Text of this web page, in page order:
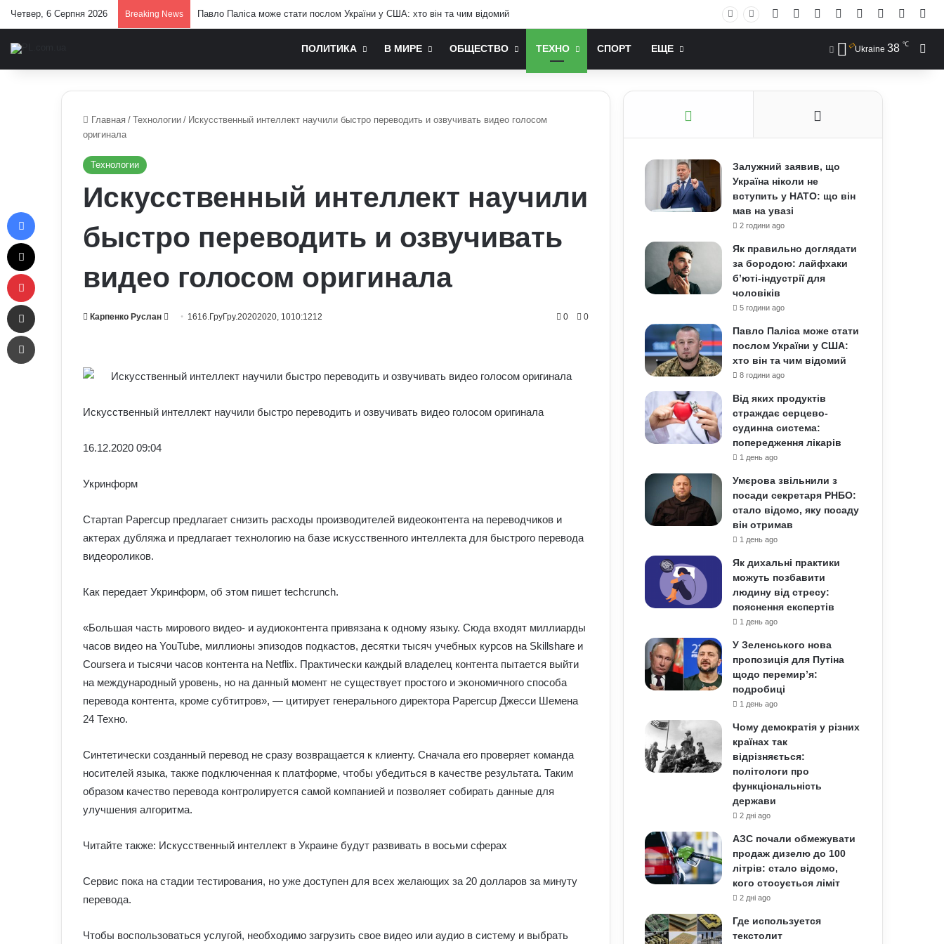
Четвер, 6 Серпня 2026 Breaking News Павло Паліса може стати послом України у США: хто він та чим відомий Facebook YouTubeInstagram
RSS Log In
ПОЛИТИКА В МИРЕ ОБЩЕСТВО ТЕХНО СПОРТ ЕЩЕ Ukraine 38 ℃
Главная / Технологии / Искусственный интеллект научили быстро переводить и озвучивать видео голосом
оригинала
Технологии
Искусственный интеллект научили
быстро переводить и озвучивать
видео голосом оригинала
Карпенко Руслан
Send 1616.ГруГру.20202020, 1010:1212 0 0
Искусственный интеллект научили быстро переводить и озвучивать видео голосом оригинала
16.12.2020 09:04
Укринформ
Стартап Papercup предлагает снизить расходы производителей видеоконтента на переводчиков и
актерах дубляжа и предлагает технологию на базе искусственного интеллекта для быстрого перевода
видеороликов.
Как передает Укринформ, об этом пишет techcrunch.
«Большая часть мирового видео- и аудиоконтента привязана к одному языку. Сюда входят миллиарды
часов видео на YouTube, миллионы эпизодов подкастов, десятки тысяч учебных курсов на Skillshare и
Coursera и тысячи часов контента на Netflix. Практически каждый владелец контента пытается выйти
на международный уровень, но на данный момент не существует простого и экономичного способа
перевода контента, кроме субтитров», — цитирует генерального директора Papercup Джесси Шемена
24 Техно.
Синтетически созданный перевод не сразу возвращается к клиенту. Сначала его проверяет команда
носителей языка, также подключенная к платформе, чтобы убедиться в качестве результата. Таким
образом качество перевода контролируется самой компанией и позволяет собирать данные для
улучшения алгоритма.
Читайте также: Искусственный интеллект в Украине будут развивать в восьми сферах
Сервис пока на стадии тестирования, но уже доступен для всех желающих за 20 долларов за минуту
перевода.
Чтобы воспользоваться услугой, необходимо загрузить свое видео или аудио в систему и выбрать
Залужний заявив, що
Україна ніколи не
вступить у НАТО: що він
мав на увазі
2 години ago
Як правильно доглядати
за бородою: лайфхаки
б’юті-індустрії для
чоловіків
5 години ago
Павло Паліса може стати
послом України у США:
хто він та чим відомий
8 години ago
Від яких продуктів
страждає серцево-
судинна система:
попередження лікарів
1 день ago
Умєрова звільнили з
посади секретаря РНБО:
стало відомо, яку посаду
він отримав
1 день ago
Як дихальні практики
можуть позбавити
людину від стресу:
пояснення експертів
1 день ago
У Зеленського нова
пропозиція для Путіна
щодо перемир’я:
подробиці
1 день ago
Чому демократія у різних
країнах так
відрізняється:
політологи про
функціональність
держави
2 дні ago
АЗС почали обмежувати
продаж дизелю до 100
літрів: стало відомо,
кого стосується ліміт
2 дні ago
Где используется
текстолит